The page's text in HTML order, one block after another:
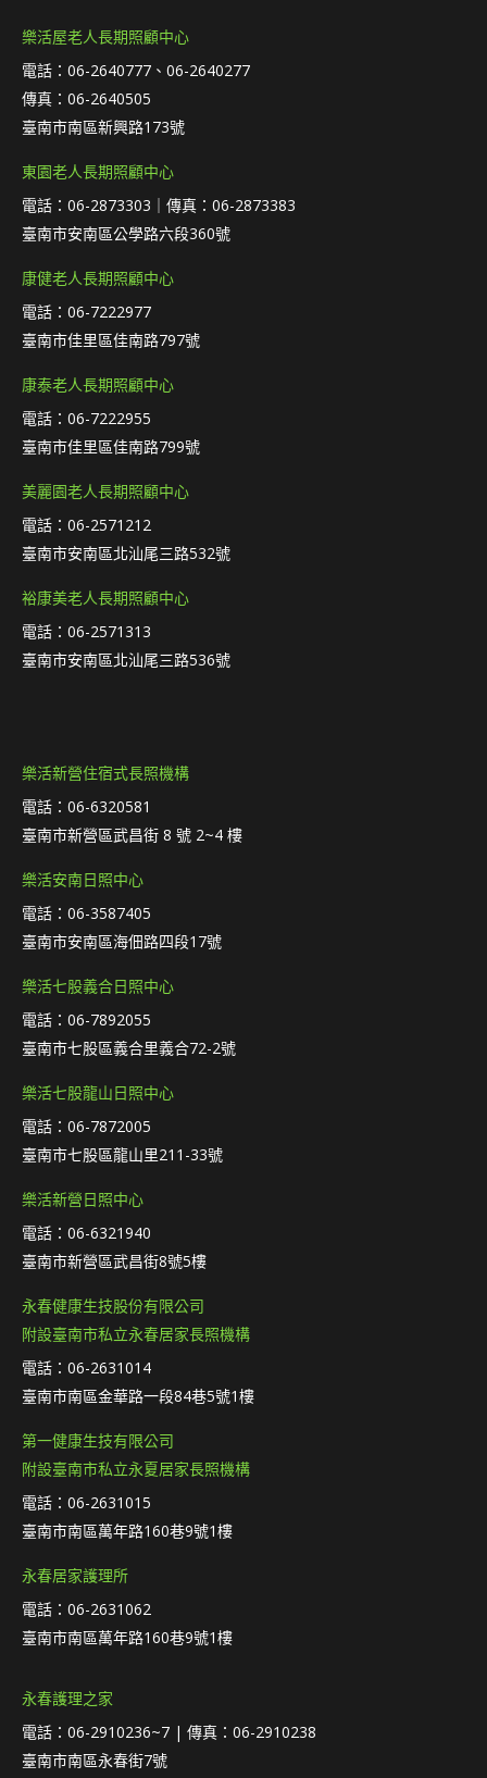
樂活屋老人長期照顧中心
電話：06-2640777、06-2640277
傳真：06-2640505
臺南市南區新興路173號
東園老人長期照顧中心
電話：06-2873303｜傳真：06-2873383
臺南市安南區公學路六段360號
康健老人長期照顧中心
電話：06-7222977
臺南市佳里區佳南路797號
康泰老人長期照顧中心
電話：06-7222955
臺南市佳里區佳南路799號
美麗園老人長期照顧中心
電話：06-2571212
臺南市安南區北汕尾三路532號
裕康美老人長期照顧中心
電話：06-2571313
臺南市安南區北汕尾三路536號
樂活新營住宿式長照機構
電話：06-6320581
臺南市新營區武昌街 8 號 2~4 樓
樂活安南日照中心
電話：06-3587405
臺南市安南區海佃路四段17號
樂活七股義合日照中心
電話：06-7892055
臺南市七股區義合里義合72-2號
樂活七股龍山日照中心
電話：06-7872005
臺南市七股區龍山里211-33號
樂活新營日照中心
電話：06-6321940
臺南市新營區武昌街8號5樓
永春健康生技股份有限公司
附設臺南市私立永春居家長照機構
電話：06-2631014
臺南市南區金華路一段84巷5號1樓
第一健康生技有限公司
附設臺南市私立永夏居家長照機構
電話：06-2631015
臺南市南區萬年路160巷9號1樓
永春居家護理所
電話：06-2631062
臺南市南區萬年路160巷9號1樓
永春護理之家
電話：06-2910236~7 | 傳真：06-2910238
臺南市南區永春街7號